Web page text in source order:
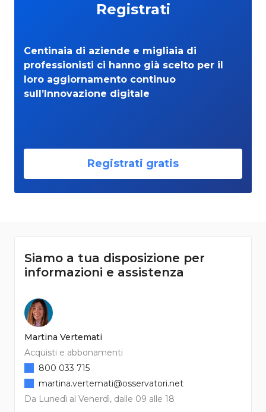
Registrati
Centinaia di aziende e migliaia di
professionisti ci hanno già scelto per il
loro aggiornamento continuo
sull’Innovazione digitale
Registrati gratis
Siamo a tua disposizione per
informazioni e assistenza
Martina Vertemati
Acquisti e abbonamenti
Da Lunedì al Venerdì, dalle 09 alle 18
800 033 715
martina.vertemati@osservatori.net